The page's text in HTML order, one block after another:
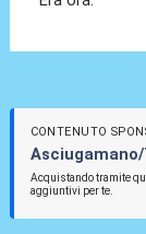
CONTENUTO
Asciugamano/
Acquistando tramite
aggiuntivi per te.